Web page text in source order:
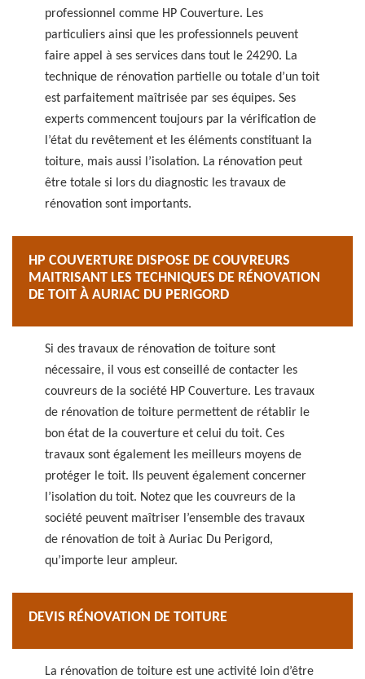
professionnel comme HP Couverture. Les
particuliers ainsi que les professionnels peuvent
faire appel à ses services dans tout le 24290. La
technique de rénovation partielle ou totale d’un toit
est parfaitement maîtrisée par ses équipes. Ses
experts commencent toujours par la vérification de
l’état du revêtement et les éléments constituant la
toiture, mais aussi l’isolation. La rénovation peut
être totale si lors du diagnostic les travaux de
rénovation sont importants.
HP COUVERTURE DISPOSE DE COUVREURS
MAITRISANT LES TECHNIQUES DE RÉNOVATION
DE TOIT À AURIAC DU PERIGORD
Si des travaux de rénovation de toiture sont
nécessaire, il vous est conseillé de contacter les
couvreurs de la société HP Couverture. Les travaux
de rénovation de toiture permettent de rétablir le
bon état de la couverture et celui du toit. Ces
travaux sont également les meilleurs moyens de
protéger le toit. Ils peuvent également concerner
l’isolation du toit. Notez que les couvreurs de la
société peuvent maîtriser l’ensemble des travaux
de rénovation de toit à Auriac Du Perigord,
qu’importe leur ampleur.
DEVIS RÉNOVATION DE TOITURE
La rénovation de toiture est une activité loin d’être